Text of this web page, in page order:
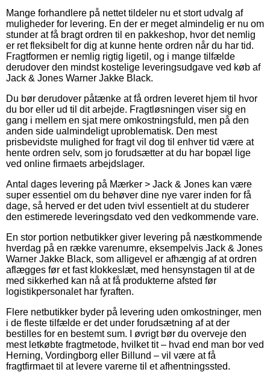
Mange forhandlere på nettet tildeler nu et stort udvalg af
muligheder for levering. En der er meget almindelig er nu om
stunder at få bragt ordren til en pakkeshop, hvor det nemlig
er ret fleksibelt for dig at kunne hente ordren når du har tid.
Fragtformen er nemlig rigtig ligetil, og i mange tilfælde
derudover den mindst kostelige leveringsudgave ved køb af
Jack & Jones Warner Jakke Black.
Du bør derudover påtænke at få ordren leveret hjem til hvor
du bor eller ud til dit arbejde. Fragtløsningen viser sig en
gang i mellem en sjat mere omkostningsfuld, men på den
anden side ualmindeligt uproblematisk. Den mest
prisbevidste mulighed for fragt vil dog til enhver tid være at
hente ordren selv, som jo forudsætter at du har bopæl lige
ved online firmaets arbejdslager.
Antal dages levering på Mærker > Jack & Jones kan være
super essentiel om du behøver dine nye varer inden for få
dage, så herved er det uden tvivl essentielt at du studerer
den estimerede leveringsdato ved den vedkommende vare.
En stor portion netbutikker giver levering på næstkommende
hverdag på en række varenumre, eksempelvis Jack & Jones
Warner Jakke Black, som alligevel er afhængig af at ordren
aflægges før et fast klokkeslæt, med hensynstagen til at de
med sikkerhed kan nå at få produkterne afsted før
logistikpersonalet har fyraften.
Flere netbutikker byder på levering uden omkostninger, men
i de fleste tilfælde er det under forudsætning af at der
bestilles for en bestemt sum. I øvrigt bør du overveje den
mest letkøbte fragtmetode, hvilket tit – hvad end man bor ved
Herning, Vordingborg eller Billund – vil være at få
fragtfirmaet til at levere varerne til et afhentningssted.